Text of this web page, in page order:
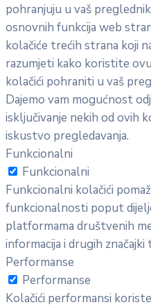
pohranjuju u vaš
osnovnih funkcija web
kolačiće trećih strana koji
razumjeti kako koristite
kolačići pohraniti u vaš
Dajemo vam mogućnost
isključivanje nekih od ovih
iskustvo pregledavanja.
Funkcionalni
Funkcionalni
Funkcionalni kolačići
funkcionalnosti poput
platformama društvenih
informacija i drugih
Performanse
Performanse
Kolačići performansi